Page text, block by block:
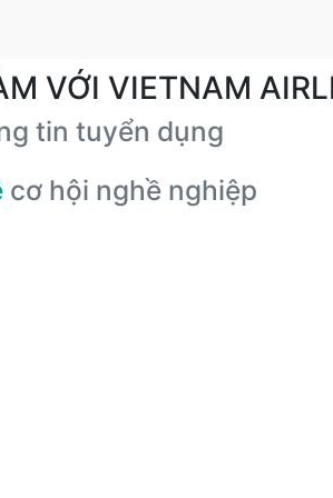
VỚI VIETNAM
tin tuyển dụng
cơ hội nghề nghiệp